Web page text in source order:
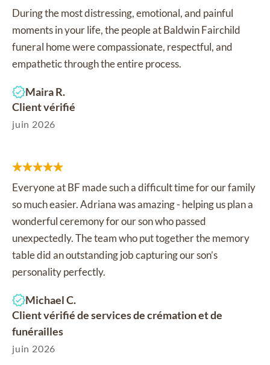
During the most distressing, emotional, and painful
moments in your life, the people at Baldwin Fairchild
funeral home were compassionate, respectful, and
empathetic through the entire process.
Maira R.
Client vérifié
juin 2026
Everyone at BF made such a difficult time for our family
so much easier. Adriana was amazing - helping us plan a
wonderful ceremony for our son who passed
unexpectedly. The team who put together the memory
table did an outstanding job capturing our son’s
personality perfectly.
Michael C.
Client vérifié de services de crémation et de
funérailles
juin 2026